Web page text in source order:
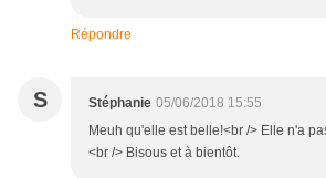
Répondre
S Stéphanie 05/06/2018 15:55
Meuh qu'elle est belle!<br /> Elle n'a
<br /> Bisous et à bientôt.